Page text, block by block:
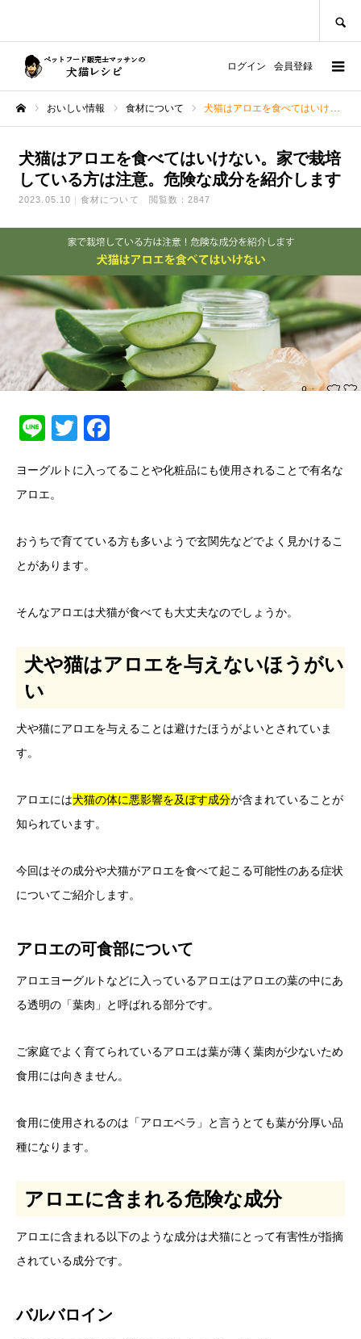
ログイン 会員登録
おいしい情報 食材について 犬猫はアロエを食べてはいけない。家で栽培している方は注意。危険な成分を紹介します
犬猫はアロエを食べてはいけない。家で栽培
している方は注意。危険な成分を紹介します
2023.05.10 食材について 閲覧数：2847
LineTwitter
ヨーグルトに入ってることや化粧品にも使用されることで有名な
アロエ。
おうちで育てている方も多いようで玄関先などでよく見かけるこ
とがあります。
そんなアロエは犬猫が食べても大丈夫なのでしょうか。
犬や猫はアロエを与えないほうがい
い
犬や猫にアロエを与えることは避けたほうがよいとされていま
す。
アロエには犬猫の体に悪影響を及ぼす成分が含まれていることが
知られています。
今回はその成分や犬猫がアロエを食べて起こる可能性のある症状
についてご紹介します。
アロエの可食部について
アロエヨーグルトなどに入っているアロエはアロエの葉の中にあ
る透明の「葉肉」と呼ばれる部分です。
ご家庭でよく育てられているアロエは葉が薄く葉肉が少ないため
食用には向きません。
食用に使用されるのは「アロエベラ」と言うとても葉が分厚い品
種になります。
アロエに含まれる危険な成分
アロエに含まれる以下のような成分は犬猫にとって有害性が指摘
されている成分です。
バルバロイン